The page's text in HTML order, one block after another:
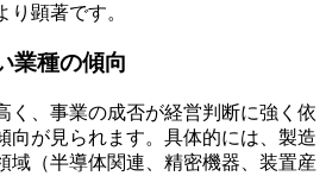
り顕著です。
業種の傾向
く、事業の成否が経営判断に強く依
向が見られます。具体的には、製造
域（半導体関連、精密機器、装置産